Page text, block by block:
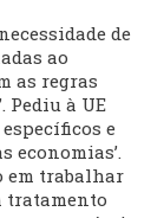
de
ao
as regras
à UE
e
economias’.
em trabalhar
tratamento